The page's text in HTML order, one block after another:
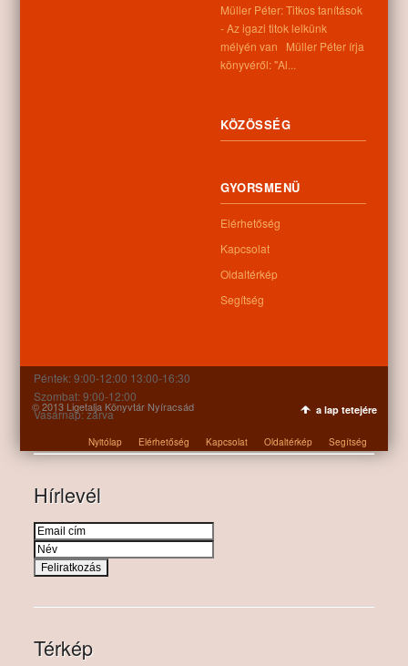
to post a comment.
Péntek: 9:00-12:00 13:00-16:30
Szombat: 9:00-12:00
Vasárnap: zárva
Hírlevél
Térkép
Müller Péter: Titkos tanítások
- Az igazi titok lelkünk
mélyén van Müller Péter írja
könyvéről: "Al...
KÖZÖSSÉG
GYORSMENÜ
Elérhetőség
Kapcsolat
Oldaltérkép
Segítség
© 2013 Ligetalja Könyvtár Nyíracsád a lap tetejére
Nyitólap Elérhetőség Kapcsolat Oldaltérkép Segítség